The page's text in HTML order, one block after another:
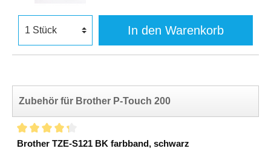
In den Warenkorb
Zubehör für Brother P-Touch 200
Brother TZE-S121 BK farbband, schwarz